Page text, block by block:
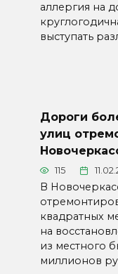
аллергия на
выступать
Дороги
улиц
115
В
квадратных
на
из местного
миллионов